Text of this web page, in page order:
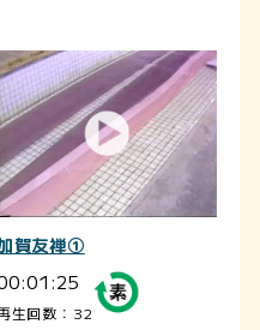
賀友禅①
生回数：32